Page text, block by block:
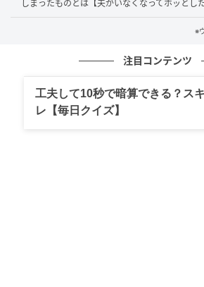
しまったものとは【夫がいなくなってホッとし
※
注目コンテンツ
工夫して10秒で暗算できる？ス
レ【毎日クイズ】